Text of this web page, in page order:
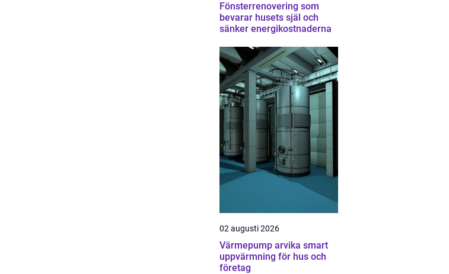
Fönsterrenovering som
bevarar husets själ och
sänker energikostnaderna
02 augusti 2026
Värmepump arvika smart
uppvärmning för hus och
företag